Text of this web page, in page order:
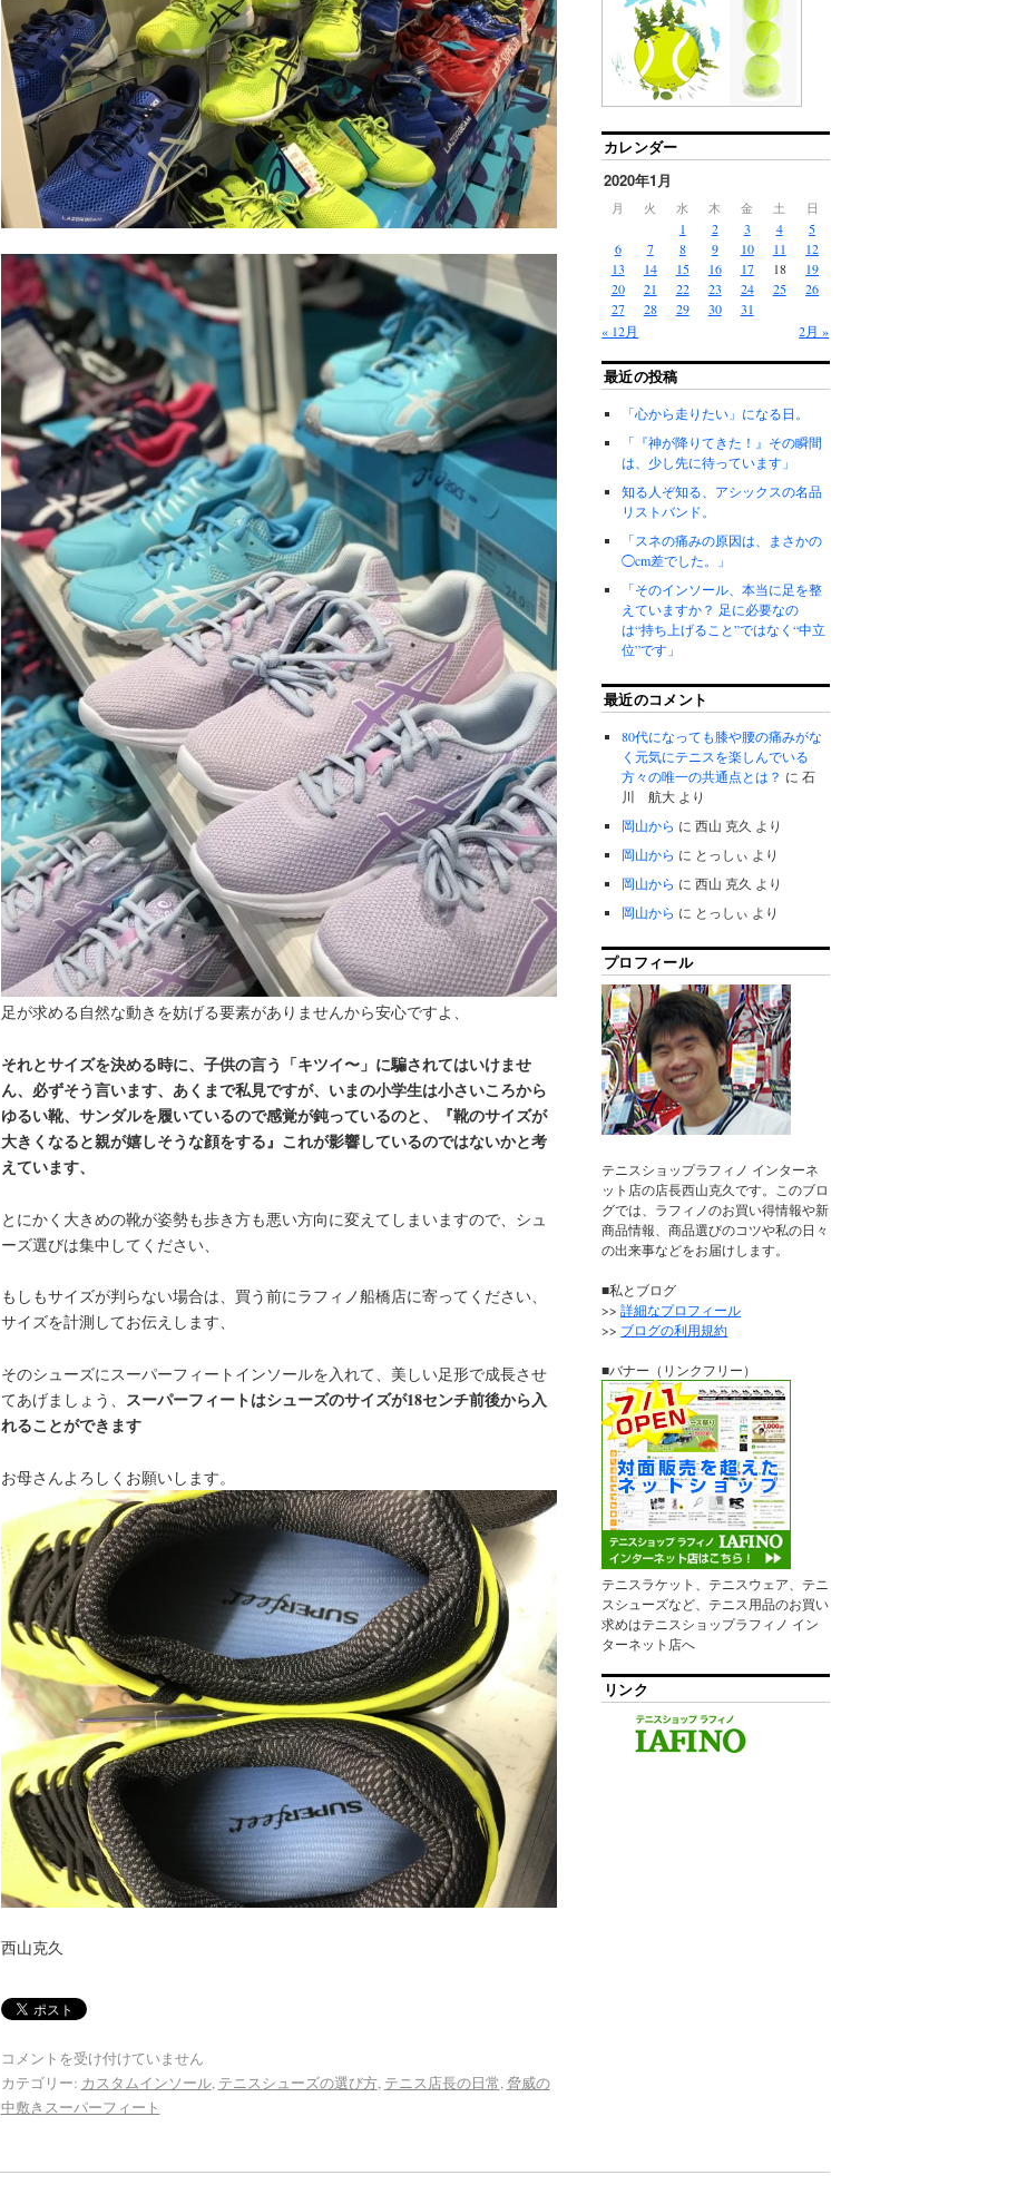
足が求める自然な動きを妨げる要素がありませんから安心ですよ、
それとサイズを決める時に、子供の言う「キツイ〜」に騙されてはいけませ
ん、必ずそう言います、あくまで私見ですが、いまの小学生は小さいころから
ゆるい靴、サンダルを履いているので感覚が鈍っているのと、『靴のサイズが
大きくなると親が嬉しそうな顔をする』これが影響しているのではないかと考
えています、
とにかく大きめの靴が姿勢も歩き方も悪い方向に変えてしまいますので、シュ
ーズ選びは集中してください、
もしもサイズが判らない場合は、買う前にラフィノ船橋店に寄ってください、
サイズを計測してお伝えします、
そのシューズにスーパーフィートインソールを入れて、美しい足形で成長させ
てあげましょう、 スーパーフィートはシューズのサイズが18センチ前後から入
れることができます
お母さんよろしくお願いします。
西山克久
コメントを受け付けていません
カテゴリー: カスタムインソール, テニスシューズの選び方, テニス店長の日常, 脅威の
中敷きスーパーフィート
カレンダー
2020年1月
月 火 水 木 金 土 日
« 12月 2月 »
1 2 3 4
5
6
7 8 9 10 11
12
13
14 15 16 17 18
19
20
21 22 23 24 25
26
27
28 29 30 31
最近の投稿
「心から走りたい」になる日。
「『神が降りてきた！』その瞬間
は、少し先に待っています」
知る人ぞ知る、アシックスの名品
リストバンド。
「スネの痛みの原因は、まさかの
◯cm差でした。」
「そのインソール、本当に足を整
えていますか？ 足に必要なの
は“持ち上げること”ではなく“中立
位”です」
最近のコメント
80代になっても膝や腰の痛みがな
く元気にテニスを楽しんでいる
方々の唯一の共通点とは？ に石
川 航大 より
岡山から に西山 克久 より
岡山から に とっしぃ より
岡山から に西山 克久 より
岡山から に とっしぃ より
プロフィール
テニスショップラフィノ インターネ
ット店の店長西山克久です。このブロ
グでは、ラフィノのお買い得情報や新
商品情報、商品選びのコツや私の日々
の出来事などをお届けします。
■私とブログ
>>詳細なプロフィール
>> ブログの利用規約
■バナー（リンクフリー）
テニスラケット、テニスウェア、テニ
スシューズなど、テニス用品のお買い
求めはテニスショップラフィノ イン
ターネット店へ
リンク